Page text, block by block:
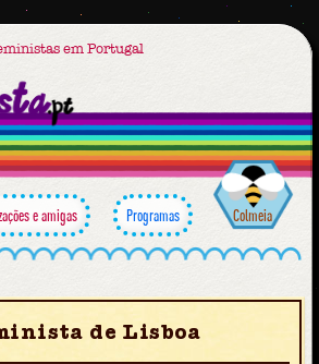
em Portugal
e amigas Programas Colmeia
de Lisboa